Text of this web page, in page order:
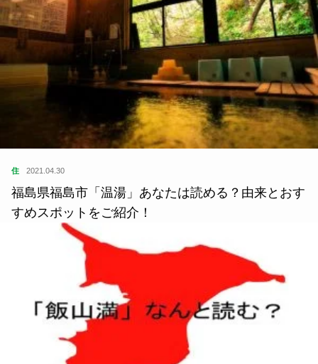
住 2021.04.30
福島県福島市「温湯」あなたは読める？由来とおす
すめスポットをご紹介！